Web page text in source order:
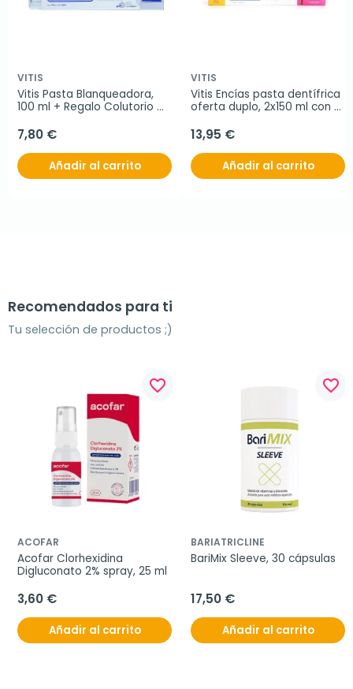
VITIS
Vitis Pasta Blanqueadora,
100 ml + Regalo Colutorio
7,80 €
Añadir al carrito
VITIS
Vitis Encías pasta dentífrica
oferta duplo, 2x150 ml con
colutorio 30 ml
13,95 €
Añadir al carrito
Recomendados para ti
Tu selección de productos ;)
favorite_border
ACOFAR
Acofar Clorhexidina
Digluconato 2% spray, 25 ml
3,60 €
Añadir al carrito
favorite_border
BARIATRICLINE
BariMix Sleeve, 30 cápsulas
17,50 €
Añadir al carrito